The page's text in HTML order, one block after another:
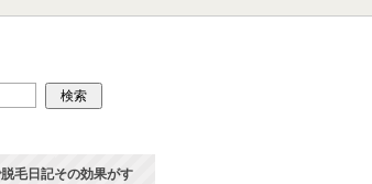
毛日記その効果がす